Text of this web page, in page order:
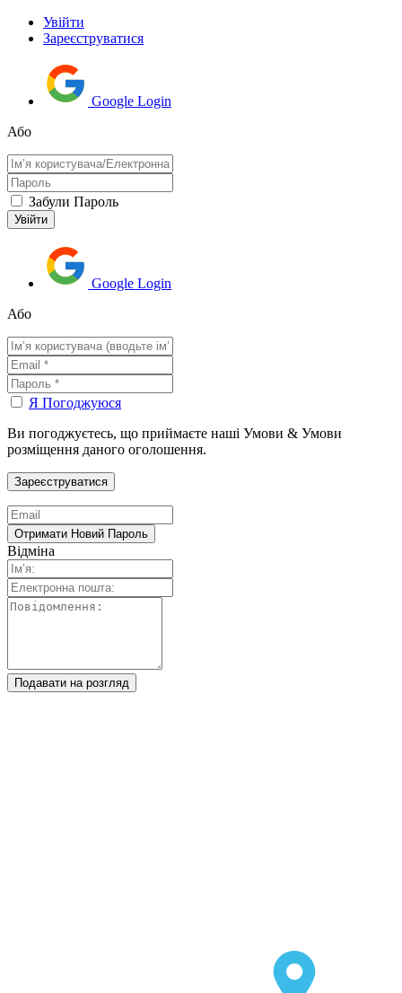
Увійти
Зареєструватися
Google Login
Або
Забули Пароль
Google Login
Або
Я Погоджуюся
Ви погоджуєтесь, що приймаєте наші Умови & Умови
розміщення даного оголошення.
Відміна